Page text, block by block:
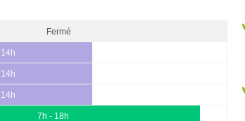
Fermé
7h - 18h